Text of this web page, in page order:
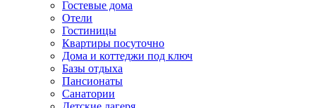
Гостевые дома
Отели
Гостиницы
Квартиры посуточно
Дома и коттеджи под ключ
Базы отдыха
Пансионаты
Санатории